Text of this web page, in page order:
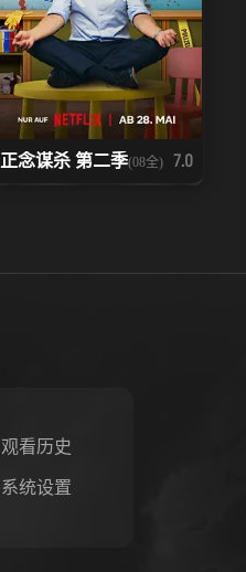
正念谋杀 第二季(08全) 7.0
观看历史
系统设置